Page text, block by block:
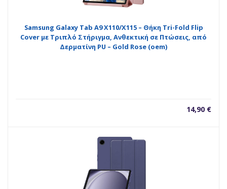
Samsung Galaxy Tab A9 X110/X115 – Θήκη Tri-Fold Flip
Cover με Τριπλό Στήριγμα, Ανθεκτική σε Πτώσεις, από
Δερματίνη PU – Gold Rose (oem)
14,90 €